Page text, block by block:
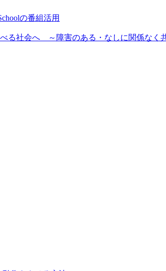
の番組活用
る社会へ ～障害のある・なしに関係なく